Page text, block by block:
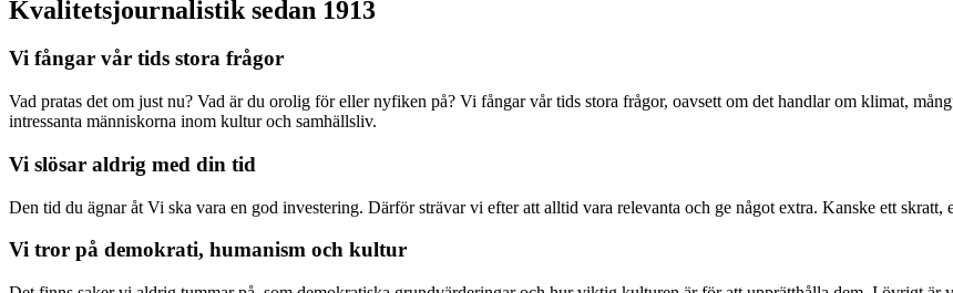
Kvalitetsjournalistik sedan 1913
Vi fångar vår tids stora frågor
Vad pratas det om just nu? Vad är du orolig för eller nyfiken på? Vi fångar vår tids stora frågor, oavsett om det handlar om klimat,
intressanta människorna inom kultur och samhällsliv.
Vi slösar aldrig med din tid
Den tid du ägnar åt Vi ska vara en god investering. Därför strävar vi efter att alltid vara relevanta och ge något extra. Kanske ett
Vi tror på demokrati, humanism och kultur